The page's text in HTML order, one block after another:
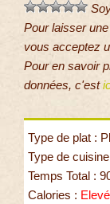
Pour laisser
vous acceptez
Pour en savoir
données, c'est
Type de plat :
Type de
Temps Total :
Calories :